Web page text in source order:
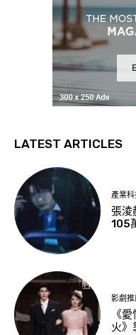
LATEST ARTICLES
產業
張
105
影劇推
《
火》